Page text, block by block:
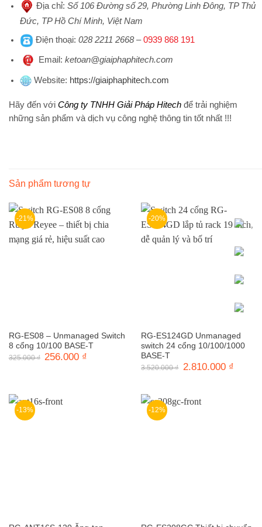
Địa chỉ: Số 106 Đường số 29, Phường Linh Đông, TP Thủ
Đức, TP Hồ Chí Minh, Việt Nam
Điện thoại: 028 2211 2668–0939 868 191
Email: ketoan@giaiphaphitech.com
Website: https://giaiphaphitech.com
Hãy đến với Công ty TNHH Giải Pháp Hitech để trải nghiệm
những sản phẩm và dịch vụ công nghệ thông tin tốt nhất !!!
Sản phẩm tương tự
-21%
RG-ES08 – Unmanaged Switch
8 cổng 10/100 BASE-T
325.000₫ Giá
gốc
256.000 ₫
-20%
RG-ES124GD Unmanaged
switch 24 cổng 10/100/1000
BASE-T
3.520.000₫
Giá
gốc
2.810.000 ₫
-13% -12%